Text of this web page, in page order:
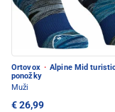
Ortovox · Alpine Mid
ponožky
Muži
€ 26,99